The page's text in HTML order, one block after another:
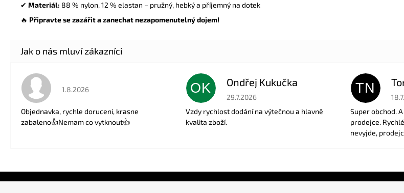
✔ Materiál: 88 % nylon, 12 % elastan – pružný, hebký a příjemný na dotek
🔥 Připravte se zazářit a zanechat nezapomenutelný dojem!
Hodnocení obchodu je 5 z 5 hvězdiček.
1.8.2026
Objednavka, rychle doruceni, krasne
zabaleno👍Nemam co vytknout👍
OK Ondřej Kukučka
Hodnocení obchodu je 5 z 5 hvězdiček.
29.7.2026
Vzdy rychlost dodání na výtečnou a hlavně
kvalita zboží.
TN
Super obchod.
prodejce.
nevyjde,